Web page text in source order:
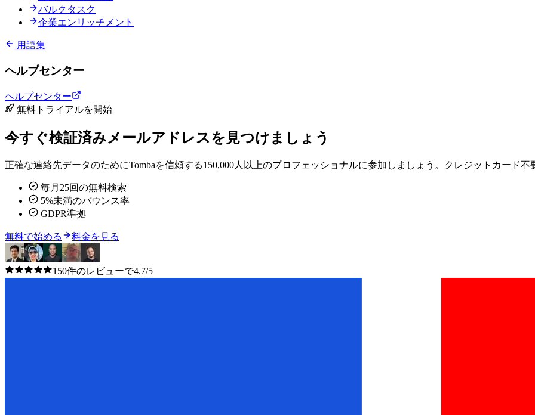
バルクタスク
企業エンリッチメント
用語集
ヘルプセンター
ヘルプセンター
無料トライアルを開始
今すぐ検証済みメールアドレスを見つけましょう
正確な連絡先データのためにTombaを信頼する150,000人以上のプロフェッショナルに参加しましょう。クレジットカード不
毎月25回の無料検索
5%未満のバウンス率
GDPR準拠
無料で始める 料金を見る
150件のレビューで4.7/5